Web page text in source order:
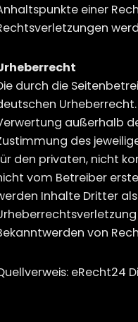
einer
durch die
außerhalb
des
den privaten, nicht
vom Betreiber
Inhalte Dritter
von
eRecht24